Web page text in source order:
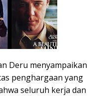
Deru menyampaikan
penghargaan yang
seluruh kerja dan